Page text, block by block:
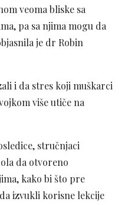
veoma bliske sa
pa sa njima mogu da
je dr Robin
i da stres koji muškarci
više utiče na
stručnjaci
da otvoreno
kako bi što pre
izvukli korisne lekcije